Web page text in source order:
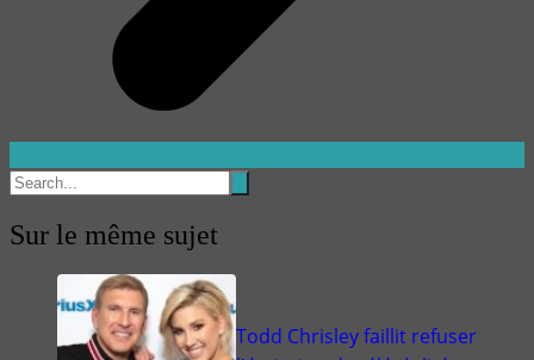
Sur le même sujet
Todd Chrisley faillit refuser